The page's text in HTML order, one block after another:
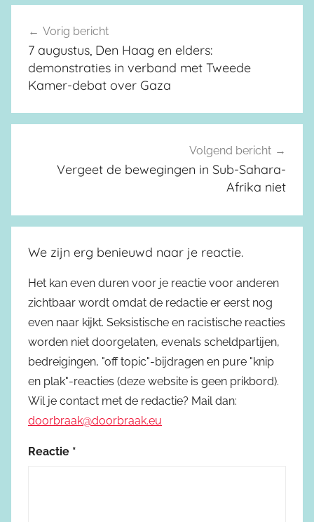
Berichtnavigatie
Vorig bericht
7 augustus, Den Haag en elders:
demonstraties in verband met Tweede
Kamer-debat over Gaza
Volgend bericht
Vergeet de bewegingen in Sub-Sahara-
Afrika niet
We zijn erg benieuwd naar je reactie.
Het kan even duren voor je reactie voor anderen
zichtbaar wordt omdat de redactie er eerst nog
even naar kijkt. Seksistische en racistische reacties
worden niet doorgelaten, evenals scheldpartijen,
bedreigingen, "off topic"-bijdragen en pure "knip
en plak"-reacties (deze website is geen prikbord).
Wil je contact met de redactie? Mail dan:
doorbraak@doorbraak.eu
Reactie *